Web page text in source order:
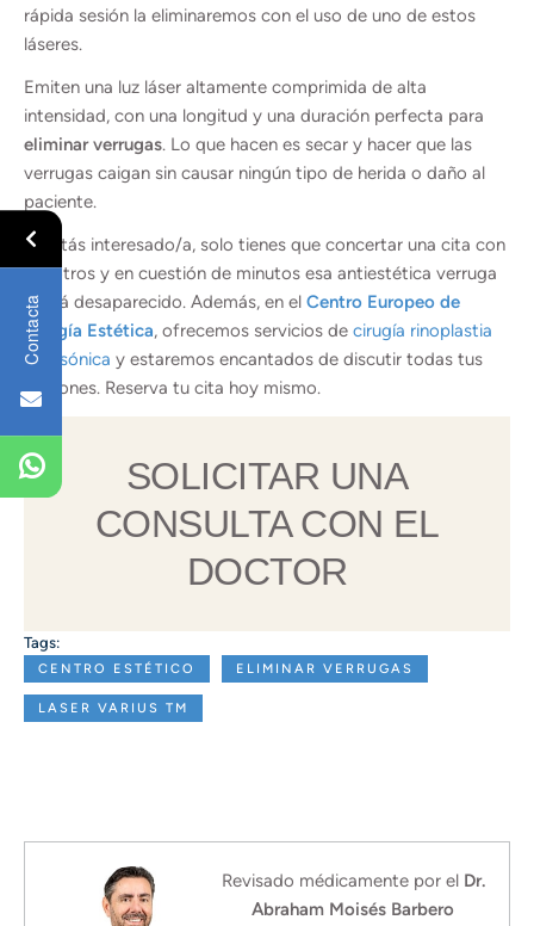
rápida sesión la eliminaremos con el uso de uno de estos
láseres.
Emiten una luz láser altamente comprimida de alta
intensidad, con una longitud y una duración perfecta para
eliminar verrugas. Lo que hacen es secar y hacer que las
verrugas caigan sin causar ningún tipo de herida o daño al
paciente.
Si estás interesado/a, solo tienes que concertar una cita con
nosotros y en cuestión de minutos esa antiestética verruga
habrá desaparecido. Además, en el Centro Europeo de
Cirugía Estética, ofrecemos servicios de cirugía rinoplastia
ultrasónica y estaremos encantados de discutir todas tus
opciones. Reserva tu cita hoy mismo.
SOLICITAR UNA
CONSULTA CON EL
DOCTOR
Tags:
CENTRO ESTÉTICO ELIMINAR VERRUGAS
LASER VARIUS TM
Revisado médicamente por el Dr.
Abraham Moisés Barbero
Contacta